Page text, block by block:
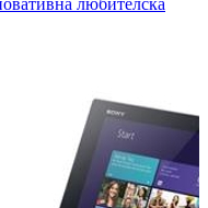
любителска